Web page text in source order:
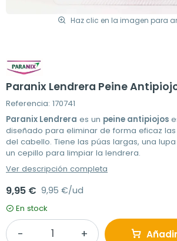
Haz clic en la imagen para
Paranix Lendrera Peine
Referencia: 170741
Paranix Lendrera es un peine antipiojos
diseñado para eliminar de forma eficaz
del cabello. Tiene las púas largas, una
un cepillo para limpiar la lendrera.
Ver descripción completa
9,95 € 9,95 €/ud
En stock